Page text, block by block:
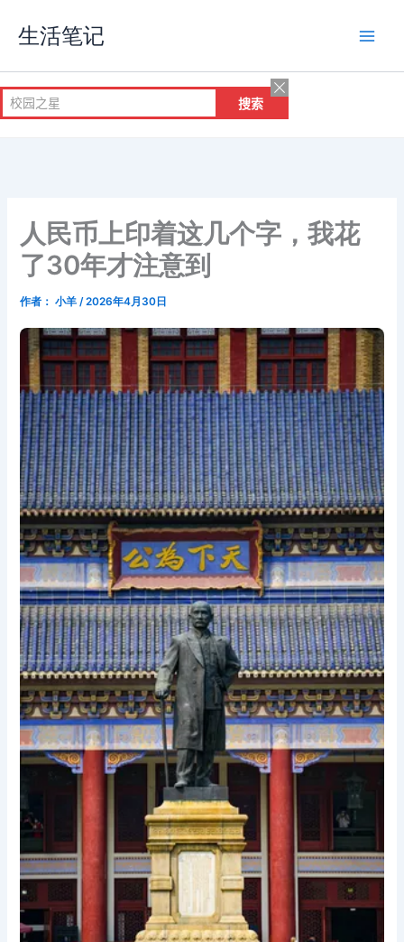
容
生活笔记
人民币上印着这几个字，我花
了30年才注意到
作者： 小羊/2026年4月30日